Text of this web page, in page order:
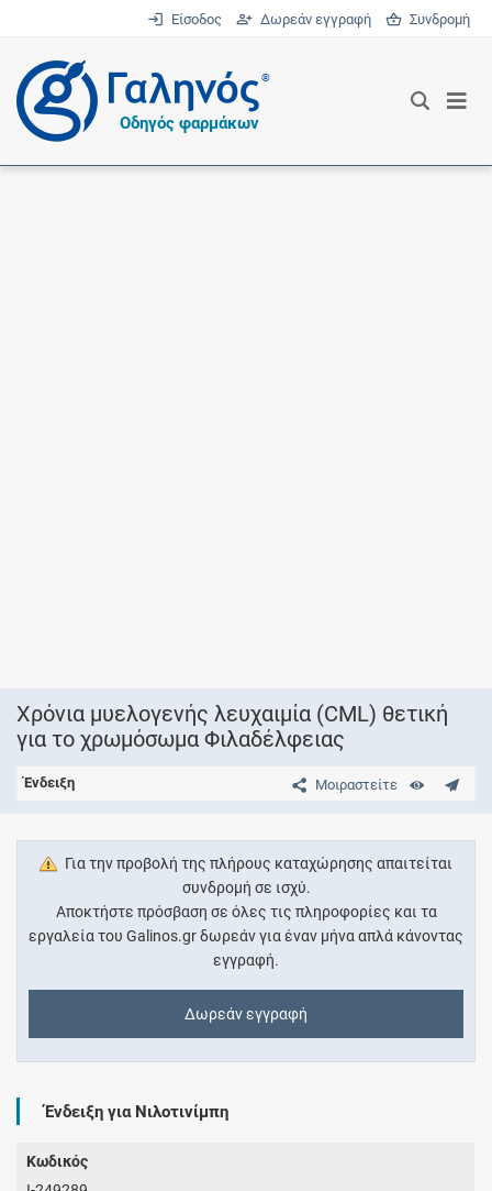
Είσοδος Δωρεάν εγγραφή Συνδρομή
®
Οδηγός φαρμάκων
Χρόνια μυελογενής λευχαιμία (CML) θετική
για το χρωμόσωμα Φιλαδέλφειας
Μοιραστείτε
Ένδειξη
Για την προβολή της πλήρους καταχώρησης απαιτείται
συνδρομή σε ισχύ.
Αποκτήστε πρόσβαση σε όλες τις πληροφορίες και τα
εργαλεία του Galinos.gr δωρεάν για έναν μήνα απλά κάνοντας
εγγραφή.
Δωρεάν εγγραφή
Ένδειξη για Νιλοτινίμπη
Κωδικός